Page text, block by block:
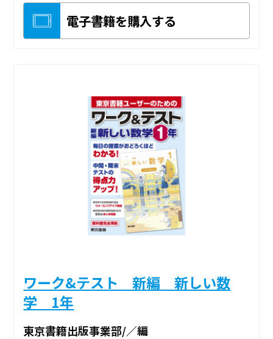
電子書籍を購入する
ワーク&テスト 新編 新しい数
学 1年
東京書籍出版事業部/／編